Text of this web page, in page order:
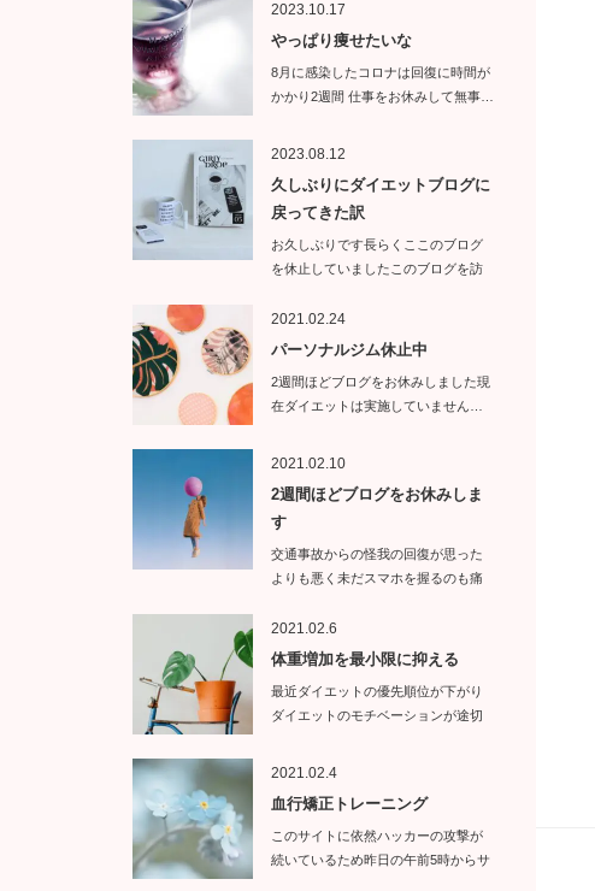
2023.10.17
やっぱり痩せたいな
8月に感染したコロナは回復に時間が
かかり2週間 仕事をお休みして無事…
2023.08.12
久しぶりにダイエットブログに
戻ってきた訳
お久しぶりです長らくここのブログ
を休止していましたこのブログを訪
2021.02.24
パーソナルジム休止中
2週間ほどブログをお休みしました現
在ダイエットは実施していません…
2021.02.10
2週間ほどブログをお休みしま
す
交通事故からの怪我の回復が思った
よりも悪く未だスマホを握るのも痛
2021.02.6
体重増加を最小限に抑える
最近ダイエットの優先順位が下がり
ダイエットのモチベーションが途切
2021.02.4
血行矯正トレーニング
このサイトに依然ハッカーの攻撃が
続いているため昨日の午前5時からサ